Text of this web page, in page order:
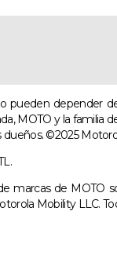
pueden depender
MOTO y la
©2025
marcas de MOTO
Mobility LLC.